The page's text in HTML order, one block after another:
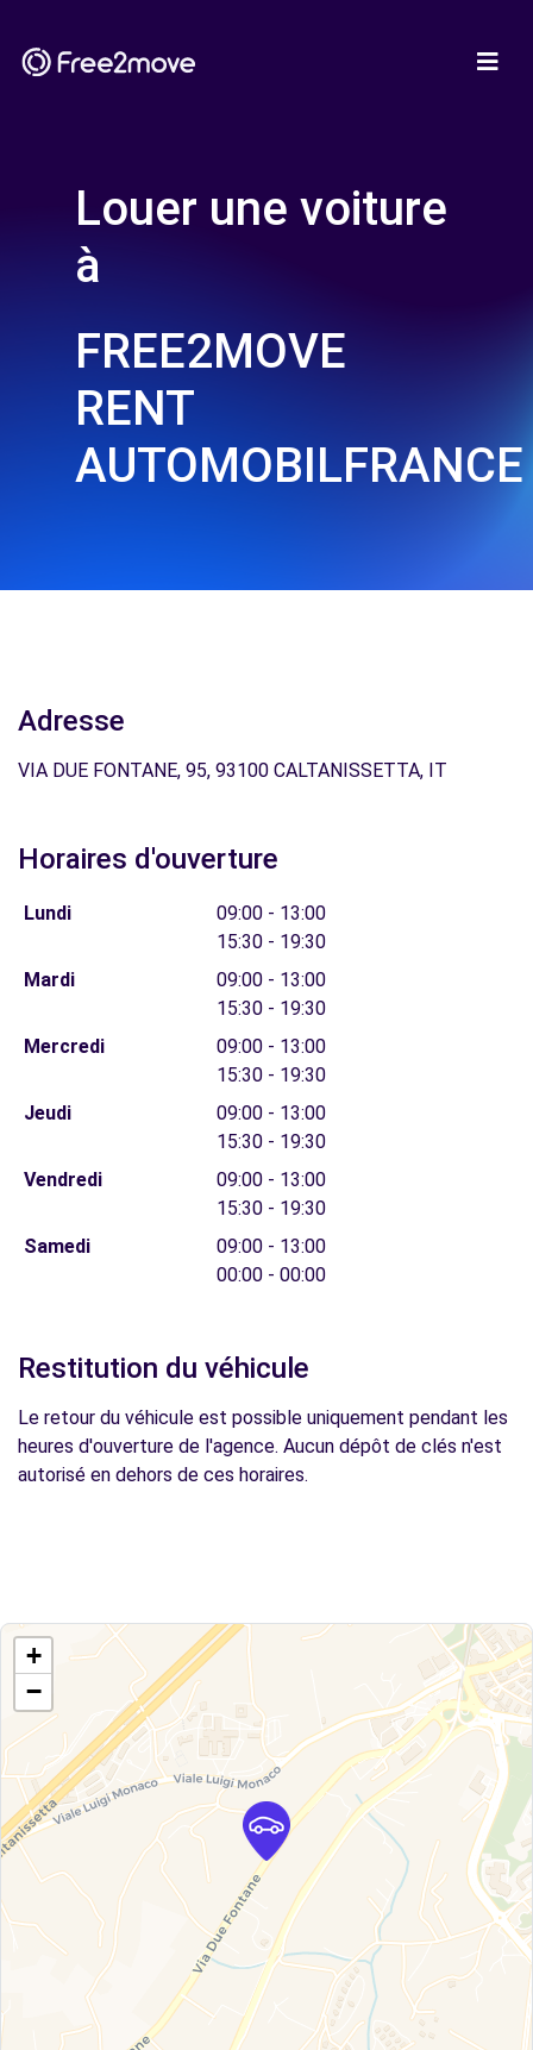
Louer une voiture
à
FREE2MOVE
RENT
AUTOMOBILFRANCE
Adresse
VIA DUE FONTANE, 95, 93100 CALTANISSETTA, IT
Horaires d'ouverture
Lundi
09:00 - 13:00
15:30 - 19:30
Mardi
09:00 - 13:00
15:30 - 19:30
Mercredi
09:00 - 13:00
15:30 - 19:30
Jeudi
09:00 - 13:00
15:30 - 19:30
Vendredi
09:00 - 13:00
15:30 - 19:30
Samedi
09:00 - 13:00
00:00 - 00:00
Restitution du véhicule
Le retour du véhicule est possible uniquement pendant les
heures d'ouverture de l'agence. Aucun dépôt de clés n'est
autorisé en dehors de ces horaires.
+
−